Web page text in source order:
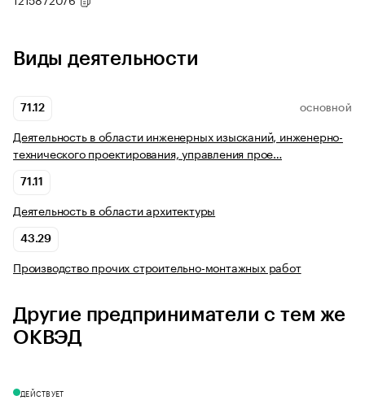
Виды деятельности
71.12 ОСНОВНОЙ
Деятельность в области инженерных изысканий, инженерно-
технического проектирования, управления прое…
71.11
Деятельность в области архитектуры
43.29
Производство прочих строительно-монтажных работ
Другие предприниматели с тем же
ОКВЭД
ДЕЙСТВУЕТ